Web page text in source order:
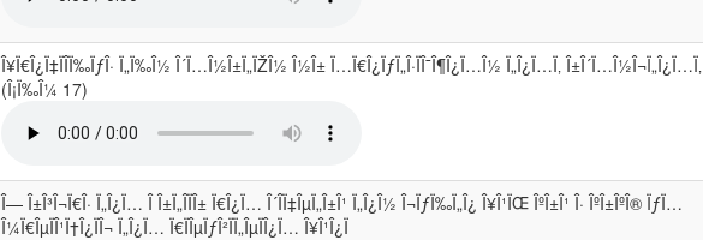
Î¥Ï€Î¿Ï‡ÏÎ­Ï‰ÏƒÎ· Ï„Ï‰Î½ Î´Ï…Î½Î±Ï„ÏŽÎ½ Î½Î± Ï…Ï€Î¿ÏƒÏ„Î·ÏÎ¯Î¶Î¿Ï…Î½ Ï„Î¿Ï…Ï‚ Î±Î´Ï…Î½Î¬Ï„Î¿Ï…Ï‚
(Î¡Ï‰Î¼ 17)
Î— Î±Î³Î¬Ï€Î· Ï„Î¿Ï… Î Î±Ï„Î­ÏÎ± Ï€Î¿Ï… Î´Î­Ï‡ÎµÏ„Î±Î¹ Ï„Î¿Î½ Î¬ÏƒÏ‰Ï„Î¿ Î¥Î¹ÏŒ ÎºÎ±Î¹ Î· ÎºÎ±ÎºÎ® ÏƒÏ…
Î¼Ï€ÎµÏÎ¹Ï†Î¿ÏÎ¬ Ï„Î¿Ï… Ï€ÏÎµÏƒÎ²ÏÏ„ÎµÏÎ¿Ï… Î¥Î¹Î¿Ï